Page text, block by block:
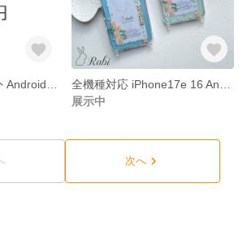
展示中
次へ